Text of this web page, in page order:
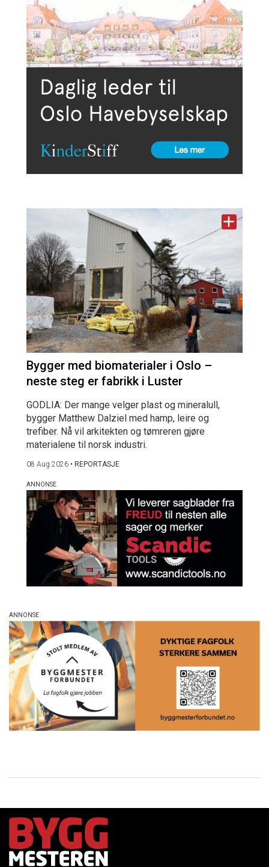
Bygger med biomaterialer i Oslo –
neste steg er fabrikk i Luster
GODLIA: Der mange velger plast og mineralull,
bygger Matthew Dalziel med hamp, leire og
trefiber. Nå vil arkitekten og tømreren gjøre
materialene til norsk industri.
08 Aug 2026 • REPORTASJE